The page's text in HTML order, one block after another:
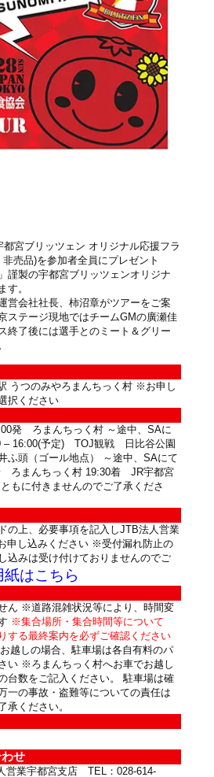
宮ブリッツェン オリジナル応援フラ
売品)を参加者全員にプレゼント
謹製の宇都宮ブリッツェンオリジナ
す。
営会社社長、柿沼章がツアーをご案
ステージ現地ではチームGMの廣瀬佳
終了後には選手とのミート＆グリー
うつのみやろまんちっく村 ※お申し
択ください
発 ろまんちっく村 ～途中、SAに
– 16:00(予定) TOJ観戦 日比谷公園
ふ頭（ゴール地点） ～途中、SAにて
ろまんちっく村 19:30着 JR宇都宮
もに付きませんのでご了承くださ
の上、必要事項を記入しJTB法人営業
申し込みください ※受付漏れ防止の
込みは受け付けておりませんのでご
紙はこちら
ん ※道路混雑状況等により、時間変
※集合場所・集合時間等について
する最終案内を必ずご確認ください
越しの場合、駐車場は各自有料のパ
い ※ろまんちっく村へお車でお越し
台数をご記入ください。 駐車場は確
一の事故・盗難等についての責任は
承ください。
せ
業宇都宮支店 TEL：028-614-